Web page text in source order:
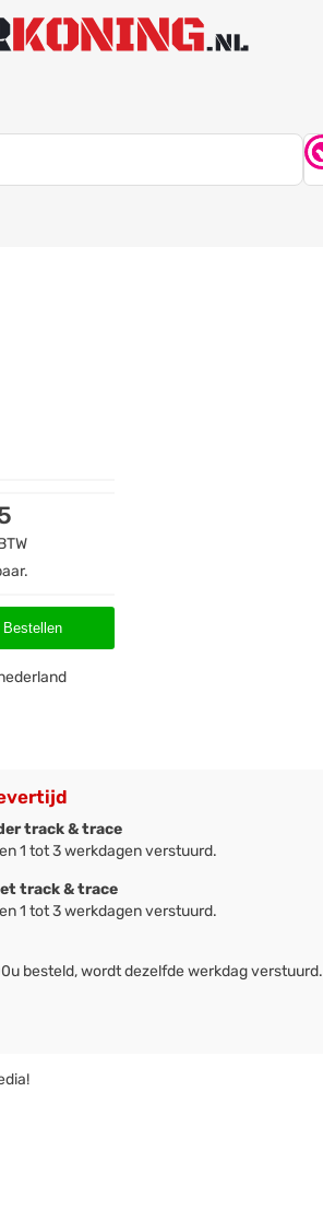
Bestellen
track & trace
1 tot 3 werkdagen verstuurd.
track & trace
1 tot 3 werkdagen verstuurd.
besteld, wordt dezelfde werkdag verstuurd.